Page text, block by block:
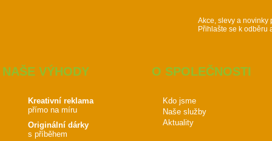
Akce, slevy a novinky
Přihlašte se k odběru
NAŠE VÝHODY
Kreativní reklama
přímo na míru
Originální dárky
s příběhem
O SPOLEČNOSTI
Kdo jsme
Naše služby
Aktuality